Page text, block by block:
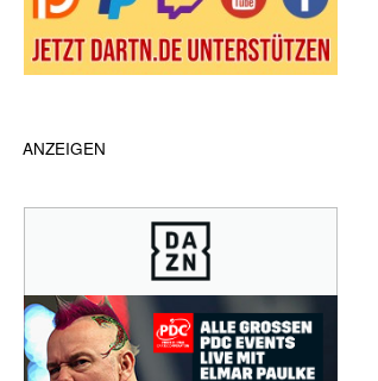
ANZEIGEN